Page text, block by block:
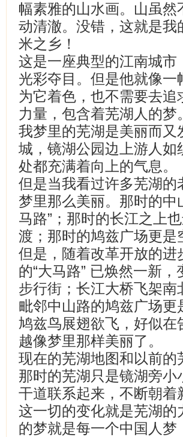
幅素雅的山水画。山虽
动清澈。没错，这就是
米之乡！
这是一座典型的江南城
光彩夺目。但是他就像
为它着色，也不需要去
力量，包含着芜湖人的梦。
我梦里的芜湖是美丽而
城，镜湖公园边上游人
处都充满着向上的气息。
但是当我看过许多芜湖
梦里那么美丽。那时的中
马路”；那时的长江之上
渡；那时的鸠兹广场更是
但是，随着改革开放的
的“大马路” 已焕然一新
步行街；长江大桥飞架
毗邻中山路的鸠兹广场
鸠兹鸟展翅欲飞，好似
越像梦里那样美丽了。
现在的芜湖地图和以前的
那时的芜湖只是镜湖旁
干道联系起来，不断朝着
这一切的变化就是芜湖
的梦就是每一个中国人